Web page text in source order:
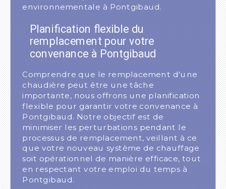
environnementale à Pontgibaud.
Planification flexible du
remplacement pour votre
convenance à Pontgibaud
Comprendre que le remplacement d'une
chaudière peut être une tâche
importante, nous offrons une planification
flexible pour garantir votre convenance à
Pontgibaud. Notre objectif est de
minimiser les perturbations pendant le
processus de remplacement, veillant à ce
que votre nouveau système de chauffage
soit opérationnel de manière efficace, tout
en respectant votre emploi du temps à
Pontgibaud.